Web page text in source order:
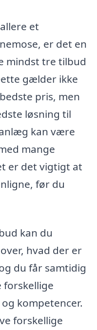
et
er det en
mindst tre tilbud
gælder ikke
pris, men
løsning til
kan være
mange
er det vigtigt at
før du
kan du
hvad der er
du får samtidig
kompetencer.
forskellige